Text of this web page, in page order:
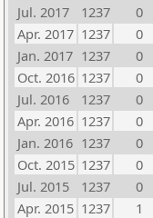
Jul. 2017
1237 0
Apr. 2017 1237 0
Jan. 2017 1237 0
Oct. 2016 1237 0
Jul. 2016
1237 0
Apr. 2016 1237 0
Jan. 2016 1237 0
Oct. 2015 1237 0
Jul. 2015
1237 0
Apr. 2015 1237 1